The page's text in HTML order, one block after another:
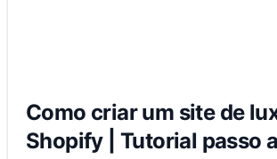
Como criar um site de
Shopify | Tutorial passo